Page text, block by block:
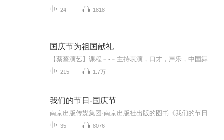
24 1818
国庆节为祖国献礼
215 1.7万
我们的节日-国庆节
35 8076